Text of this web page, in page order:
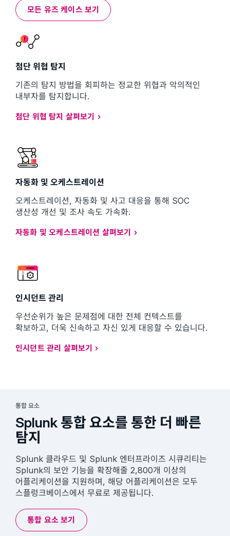
모든 유즈 케이스 보기
첨단 위협 탐지
기존의 탐지 방법을 회피하는 정교한 위협과 악의적인
내부자를 탐지합니다.
첨단 위협 탐지 살펴보기
자동화 및 오케스트레이션
오케스트레이션, 자동화 및 사고 대응을 통해 SOC
생산성 개선 및 조사 속도 가속화.
자동화 및 오케스트레이션 살펴보기
인시던트 관리
우선순위가 높은 문제점에 대한 전체 컨텍스트를
확보하고, 더욱 신속하고 자신 있게 대응할 수 있습니다.
인시던트 관리 살펴보기
통합 요소
Splunk 통합 요소를 통한 더 빠른
탐지
Splunk 클라우드 및 Splunk 엔터프라이즈 시큐리티는
Splunk의 보안 기능을 확장해줄 2,800개 이상의
어플리케이션을 지원하며, 해당 어플리케이션은 모두
스플렁크베이스에서 무료로 제공됩니다.
통합 요소 보기